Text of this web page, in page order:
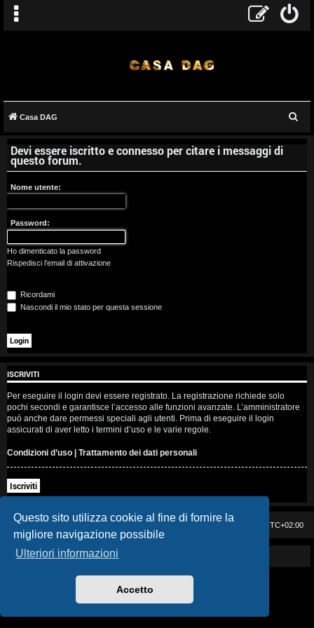
Questo sito utilizza cookie al fine di fornire la
migliore navigazione possibile
Ulteriori informazioni
Accetto
r
g
o
m
e
t
s
e
n
z
a
r
i
s
p
o
t
Casa DAG
Devi essere iscritto e connesso per citare i messaggi di
questo forum.
Nome utente:
Password:
Ho dimenticato la password
Rispedisci l’email di attivazione
Ricordami
Nascondi il mio stato per questa sessione
ISCRIVITI
Per eseguire il login devi essere registrato. La registrazione richiede solo
pochi secondi e garantisce l’accesso alle funzioni avanzate. L’amministratore
può anche dare permessi speciali agli utenti. Prima di eseguire il login
assicurati di aver letto i termini d’uso e le varie regole.
Condizioni d’uso | Trattamento dei dati personali
Iscriviti
Casa DAG UTC+02:00
Powered by GIGI D'AGOSTINO